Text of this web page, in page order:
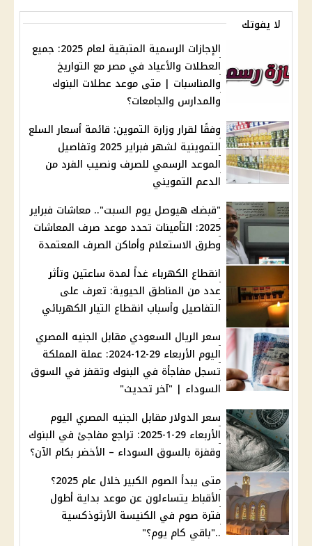
لا يفوتك
الإجازات الرسمية المتبقية لعام 2025: جميع
العطلات والأعياد في مصر مع التواريخ
والمناسبات | متى موعد عطلات البنوك
والمدارس والجامعات؟
وفقًا لقرار وزارة التموين: قائمة أسعار السلع
التموينية لشهر فبراير 2025 وتفاصيل
الموعد الرسمي للصرف ونصيب الفرد من
الدعم التمويني
"قبضك هيوصل يوم السبت".. معاشات فبراير
2025: التأمينات تحدد موعد صرف المعاشات
وطرق الاستعلام وأماكن الصرف المعتمدة
انقطاع الكهرباء غداً لمدة ساعتين وتأثر
عدد من المناطق الحيوية: تعرف على
التفاصيل وأسباب انقطاع التيار الكهربائي
سعر الريال السعودي مقابل الجنيه المصري
اليوم الأربعاء 29-12-2024: عملة المملكة
تسجل مفاجأة في البنوك وتقفز في السوق
السوداء | "آخر تحديث"
سعر الدولار مقابل الجنيه المصري اليوم
الأربعاء 29-1-2025: تراجع مفاجئ في البنوك
وقفزة بالسوق السوداء – الأخضر بكام الآن؟
متى يبدأ الصوم الكبير خلال عام 2025؟
الأقباط يتساءلون عن موعد بداية أطول
فترة صوم في الكنيسة الأرثوذكسية
.."باقي كام يوم؟"